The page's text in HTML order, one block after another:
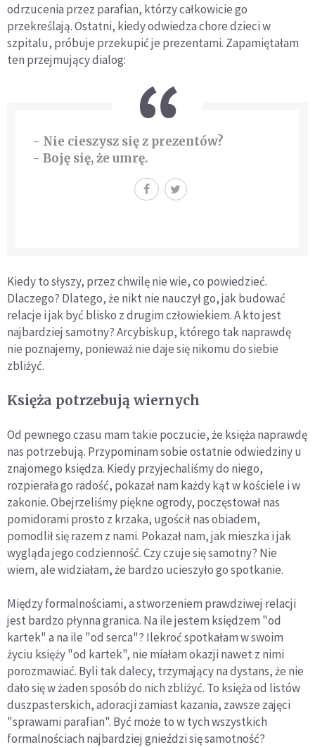
odrzucenia przez parafian, którzy całkowicie go
przekreślają. Ostatni, kiedy odwiedza chore dzieci w
szpitalu, próbuje przekupić je prezentami. Zapamiętałam
ten przejmujący dialog:
- Nie cieszysz się z prezentów?
- Boję się, że umrę.
Kiedy to słyszy, przez chwilę nie wie, co powiedzieć.
Dlaczego? Dlatego, że nikt nie nauczył go, jak budować
relacje i jak być blisko z drugim człowiekiem. A kto jest
najbardziej samotny? Arcybiskup, którego tak naprawdę
nie poznajemy, ponieważ nie daje się nikomu do siebie
zbliżyć.
Księża potrzebują wiernych
Od pewnego czasu mam takie poczucie, że księża naprawdę
nas potrzebują. Przypominam sobie ostatnie odwiedziny u
znajomego księdza. Kiedy przyjechaliśmy do niego,
rozpierała go radość, pokazał nam każdy kąt w kościele i w
zakonie. Obejrzeliśmy piękne ogrody, poczęstował nas
pomidorami prosto z krzaka, ugościł nas obiadem,
pomodlił się razem z nami. Pokazał nam, jak mieszka i jak
wygląda jego codzienność. Czy czuje się samotny? Nie
wiem, ale widziałam, że bardzo ucieszyło go spotkanie.
Między formalnościami, a stworzeniem prawdziwej relacji
jest bardzo płynna granica. Na ile jestem księdzem "od
kartek" a na ile "od serca"? Ilekroć spotkałam w swoim
życiu księży "od kartek", nie miałam okazji nawet z nimi
porozmawiać. Byli tak dalecy, trzymający na dystans, że nie
dało się w żaden sposób do nich zbliżyć. To księża od listów
duszpasterskich, adoracji zamiast kazania, zawsze zajęci
"sprawami parafian". Być może to w tych wszystkich
formalnościach najbardziej gnieździ się samotność?